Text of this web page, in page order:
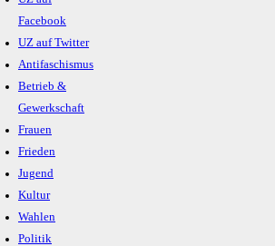
Facebook
UZ auf Twitter
Antifaschismus
Betrieb &
Gewerkschaft
Frauen
Frieden
Jugend
Kultur
Wahlen
Politik